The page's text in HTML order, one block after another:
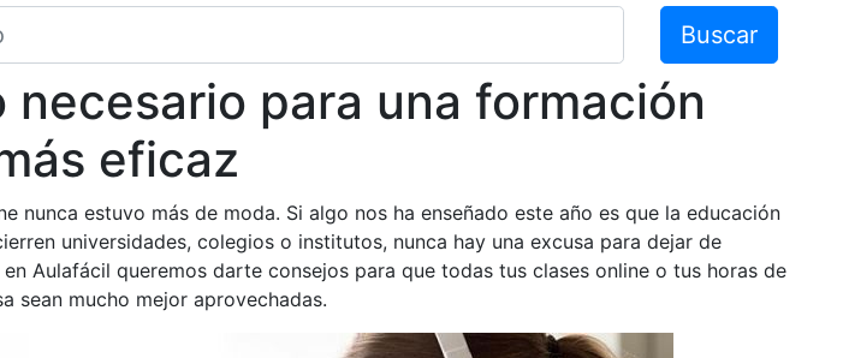
Buscar
necesario para una formación
eficaz
nunca estuvo más de moda. Si algo nos ha enseñado este año es que la educación
universidades, colegios o institutos, nunca hay una excusa para dejar de
Aulafácil queremos darte consejos para que todas tus clases online o tus horas de
sean mucho mejor aprovechadas.